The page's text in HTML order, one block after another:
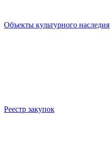
Объекты культурного наследия
Реестр закупок